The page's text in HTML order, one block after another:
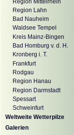
Region Lahn
Bad Nauheim
Waldsee Tempel
Kreis Mainz-Bingen
Bad Homburg v. d. H.
Kronberg i. T.
Frankfurt
Rodgau
Region Hanau
Region Darmstadt
Spessart
Schweinfurt
Weltweite Wetterpilze
Galerien